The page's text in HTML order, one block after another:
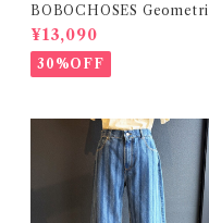
BOBOCHOSES
Scacs all over dress / 4-
¥13,090
30%OFF